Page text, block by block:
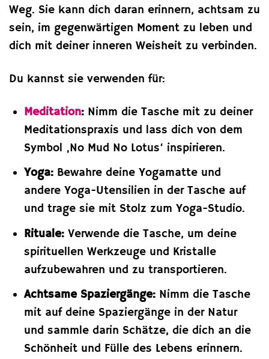
Weg. Sie kann dich daran erinnern, achtsam zu
sein, im gegenwärtigen Moment zu leben und
dich mit deiner inneren Weisheit zu verbinden.
Du kannst sie verwenden für:
Meditation:Nimm die Tasche mit zu deiner
Meditationspraxis und lass dich von dem
Symbol ‚No Mud No Lotus‘ inspirieren.
Yoga:Bewahre deine Yogamatte und
andere Yoga-Utensilien in der Tasche auf
und trage sie mit Stolz zum Yoga-Studio.
Rituale:Verwende die Tasche, um deine
spirituellen Werkzeuge und Kristalle
aufzubewahren und zu transportieren.
Achtsame Spaziergänge:Nimm die Tasche
mit auf deine Spaziergänge in der Natur
und sammle darin Schätze, die dich an die
Schönheit und Fülle des Lebens erinnern.